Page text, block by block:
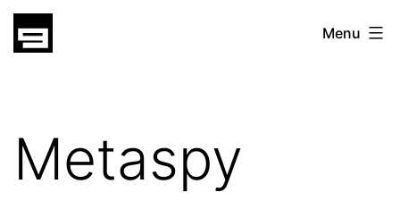
Skip
gatsu
Menu
Metaspy